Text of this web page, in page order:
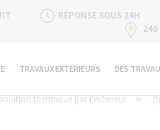
RÉPONSE SOUS 24H
240
TRAVAUX EXTÉRIEURS DES
thermique par l'extérieur